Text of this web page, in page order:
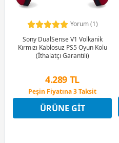
Yorum (1)
Sony DualSense V1 Volkanik
Kırmızı Kablosuz PS5 Oyun Kolu
(İthalatçı Garantili)
4.289 TL
Peşin Fiyatına 3 Taksit
9 Ay x 595 TL taksitle
Peşin Fiyatına 3 Taksit
ÜRÜNE GIT